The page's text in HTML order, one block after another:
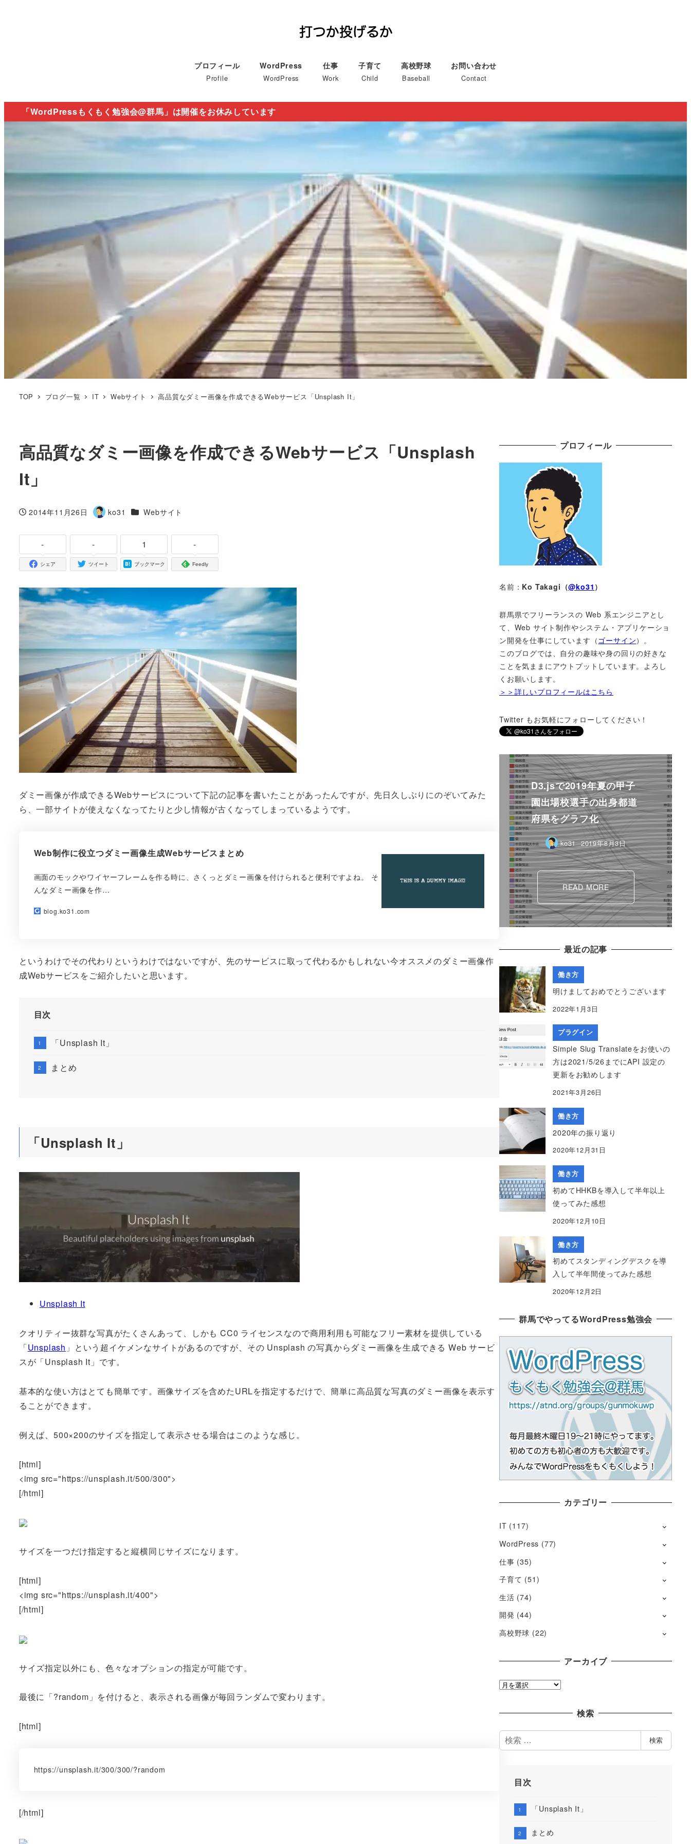
プロフィール
Profile
WordPress
WordPress
仕事
Work
子育て
Child
高校野球
Baseball
お問い合わせ
Contact
「WordPressもくもく勉強会@群馬」は開催をお休みしています
TOP ブログ一覧 IT Webサイト 高品質なダミー画像を作成できるWebサービス「Unsplash It」
高品質なダミー画像を作成できるWebサービス「Unsplash
It」
投稿日
2014年11月26日
著
ko31 カテゴリー
Webサイト
-
シェア
-
ツイート
1
ブックマーク
-
Feedly
ダミー画像が作成できるWebサービスについて下記の記事を書いたことがあったんですが、先日久しぶりにのぞいてみた
ら、一部サイトが使えなくなってたりと少し情報が古くなってしまっているようです。
Web制作に役立つダミー画像生成Webサービスまとめ
画面のモックやワイヤーフレームを作る時に、さくっとダミー画像を付けられると便利ですよね。 そ
んなダミー画像を作…
blog.ko31.com
というわけでその代わりというわけではないですが、先のサービスに取って代わるかもしれない今オススメのダミー画像作
成Webサービスをご紹介したいと思います。
目次
「Unsplash It」
まとめ
「Unsplash It」
Unsplash It
クオリティー抜群な写真がたくさんあって、しかも CC0 ライセンスなので商用利用も可能なフリー素材を提供している
「Unsplash 」という超イケメンなサイトがあるのですが、その Unsplash の写真からダミー画像を生成できる Web サービ
スが「Unsplash It」です。
基本的な使い方はとても簡単です。画像サイズを含めたURLを指定するだけで、簡単に高品質な写真のダミー画像を表示す
ることができます。
例えば、500×200のサイズを指定して表示させる場合はこのような感じ。
[html]
<img src="https://unsplash.it/500/300">
[/html]
サイズを一つだけ指定すると縦横同じサイズになります。
[html]
<img src="https://unsplash.it/400">
[/html]
サイズ指定以外にも、色々なオプションの指定が可能です。
最後に「?random」を付けると、表示される画像が毎回ランダムで変わります。
[html]
https://unsplash.it/300/300/?random
[/html]
プロフィール
名前： Ko Takagi（@ko31 ）
群馬県でフリーランスの Web 系エンジニアとし
て、Web サイト制作やシステム・アプリケーショ
ン開発を仕事にしています（ ゴーサイン）。
このブログでは、自分の趣味や身の回りの好きな
ことを気ままにアウトプットしています。よろし
くお願いします。
＞＞詳しいプロフィールはこちら
Twitter もお気軽にフォローしてください！
ko31 2019年2月3日
最近の記事
働き方
明けましておめでとうございます
2022年1月3日
プラグイン
Simple Slug Translateをお使いの
方は2021/5/26までにAPI 設定の
更新をお勧めします
2021年3月26日
働き方
2020年の振り返り
2020年12月31日
働き方
初めてHHKBを導入して半年以上
使ってみた感想
2020年12月10日
働き方
初めてスタンディングデスクを導
入して半年間使ってみた感想
2020年12月2日
群馬でやってるWordPress勉強会
カテゴリー
IT (117)
WordPress (77)
仕事 (35)
子育て (51)
生活 (74)
開発 (44)
高校野球 (22)
アーカイブ
ア
ブ
検索
検
索
検索
目次
「Unsplash It」
まとめ